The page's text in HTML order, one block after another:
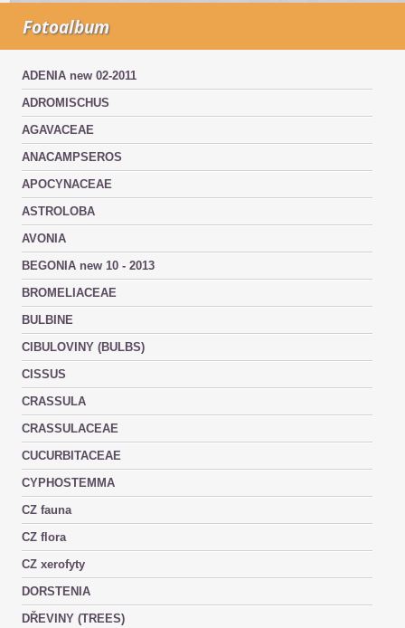
Fotoalbum
ADENIA new 02-2011
ADROMISCHUS
AGAVACEAE
ANACAMPSEROS
APOCYNACEAE
ASTROLOBA
AVONIA
BEGONIA new 10 - 2013
BROMELIACEAE
BULBINE
CIBULOVINY (BULBS)
CISSUS
CRASSULA
CRASSULACEAE
CUCURBITACEAE
CYPHOSTEMMA
CZ fauna
CZ flora
CZ xerofyty
DORSTENIA
DŘEVINY (TREES)